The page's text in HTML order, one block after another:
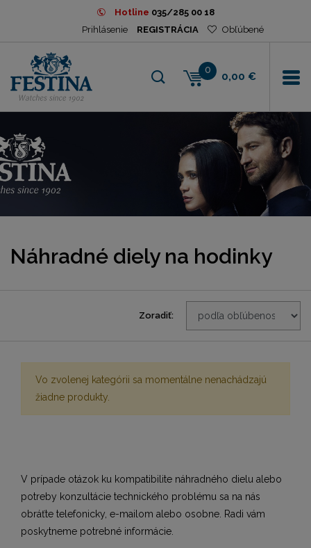
Hotline 035/285 00 18
Prihlásenie
REGISTRÁCIA Obľúbené
0
0,00 €
Náhradné diely na hodinky
Zoradiť:
Vo zvolenej kategórii sa momentálne nenachádzajú
žiadne produkty.
V prípade otázok ku kompatibilite náhradného dielu alebo
potreby konzultácie technického problému sa na nás
obráťte telefonicky, e-mailom alebo osobne. Radi vám
poskytneme potrebné informácie.